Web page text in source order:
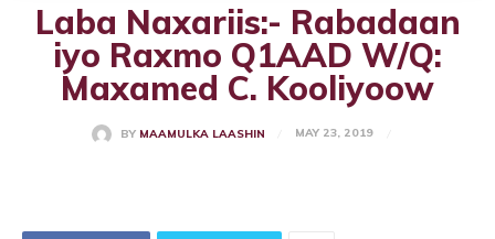
Laba Naxariis:- Rabadaan
iyo Raxmo Q1AAD W/Q:
Maxamed C. Kooliyoow
BY MAAMULKA LAASHIN MAY 23, 2019